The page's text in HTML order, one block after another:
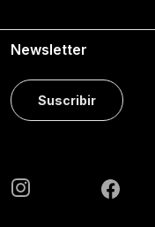
Newsletter
Suscribir